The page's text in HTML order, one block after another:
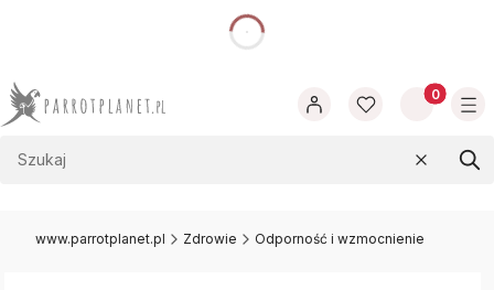
Produkty
Wyczyść
www.parrotplanet.pl Zdrowie Odporność i wzmocnienie